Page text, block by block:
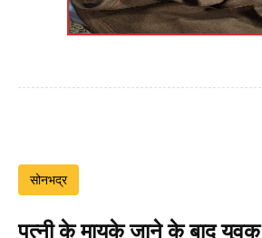
सोनभद्र
पत्नी के मायके जाने के बाद